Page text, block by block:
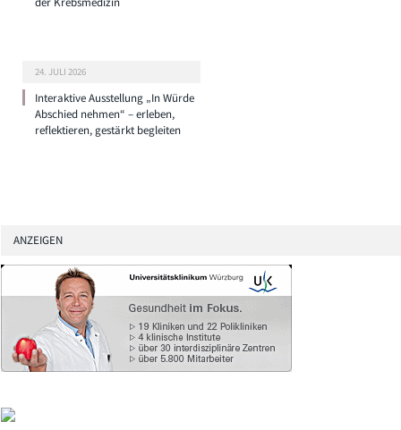
24. JULI 2026
Interaktive Ausstellung „In Würde
Abschied nehmen“ – erleben,
reflektieren, gestärkt begleiten
ANZEIGEN